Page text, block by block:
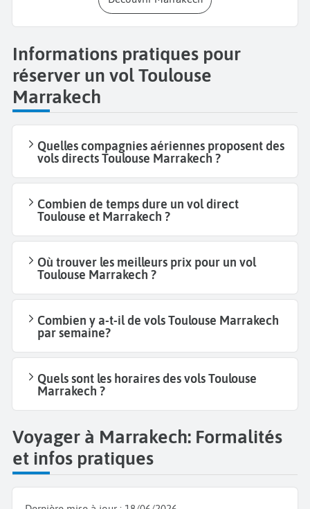
Informations pratiques pour
réserver un vol Toulouse
Marrakech
Quelles compagnies aériennes proposent des
vols directs Toulouse Marrakech ?
Combien de temps dure un vol direct
Toulouse et Marrakech ?
Où trouver les meilleurs prix pour un vol
Toulouse Marrakech ?
Combien y a-t-il de vols Toulouse Marrakech
par semaine?
Quels sont les horaires des vols Toulouse
Marrakech ?
Voyager à Marrakech: Formalités
et infos pratiques